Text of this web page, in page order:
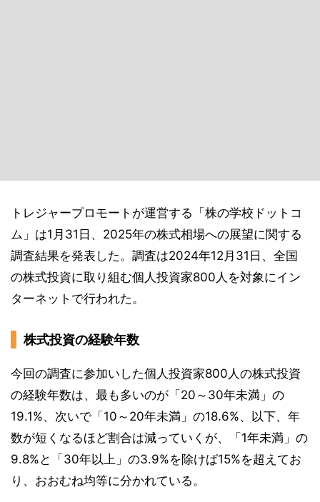
トレジャープロモートが運営する「株の学校ドットコ
ム」は1月31日、2025年の株式相場への展望に関する
調査結果を発表した。調査は2024年12月31日、全国
の株式投資に取り組む個人投資家800人を対象にイン
ターネットで行われた。
株式投資の経験年数
今回の調査に参加いした個人投資家800人の株式投資
の経験年数は、最も多いのが「20～30年未満」の
19.1%、次いで「10～20年未満」の18.6%、以下、年
数が短くなるほど割合は減っていくが、「1年未満」の
9.8%と「30年以上」の3.9%を除けば15%を超えてお
り、おおむね均等に分かれている。